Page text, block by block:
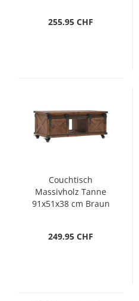
255.95 CHF
Couchtisch
Massivholz Tanne
91x51x38 cm Braun
249.95 CHF